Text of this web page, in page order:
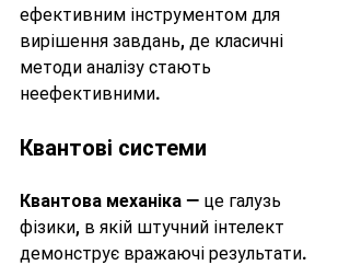
ефективним інструментом для
вирішення завдань, де класичні
методи аналізу стають
неефективними.
Квантові системи
Квантова механіка — це галузь
фізики, в якій штучний інтелект
демонструє вражаючі результати.